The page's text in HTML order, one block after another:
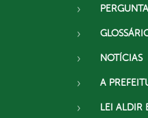
NOTÍCIAS
A
LEI ALDIR